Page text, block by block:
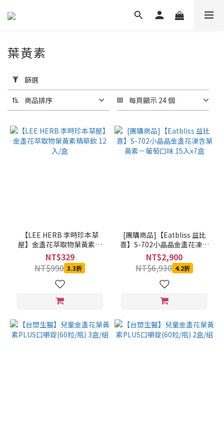
用
篩
選
品
牌
榮
生
(2)
Eatbliss
葉黃素
篩選
商品排序 每頁顯示 24 個
【LEE HERB 李時珍本草
屋】金盞花萃取物葉黃素精
華飲 12入/盒
NT$329
NT$990 3.3折
[團購商品]【Eatbliss 益比
喜】S-702小晶晶金盞花凍含
葉黃素－葡萄口味 15入x7盒
NT$2,900
NT$6,930 4.2折